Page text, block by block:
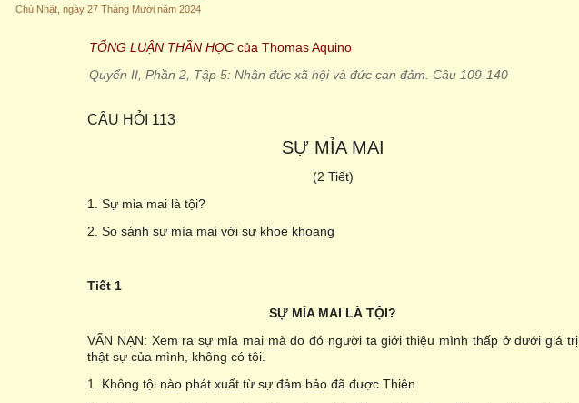
Chủ Nhật, ngày 27 Tháng Mười năm 2024
TỔNG LUẬN THẦN HỌC của Thomas Aquino
Quyển II, Phần 2, Tập 5: Nhân đức xã hội và đức can đảm. Câu 109-140
CÂU HỎI 113
SỰ MỈA MAI
(2 Tiết)
1. Sự mỉa mai là tội?
2. So sánh sự mía mai với sự khoe khoang
Tiết 1
SỰ MỈA MAI LÀ TỘI?
VẤN NẠN: Xem ra sự mỉa mai mà do đó người ta giới thiệu mình thấp ở dưới giá trị
thật sự của mình, không có tội.
1. Không tội nào phát xuất từ sự đảm bảo đã được Thiên